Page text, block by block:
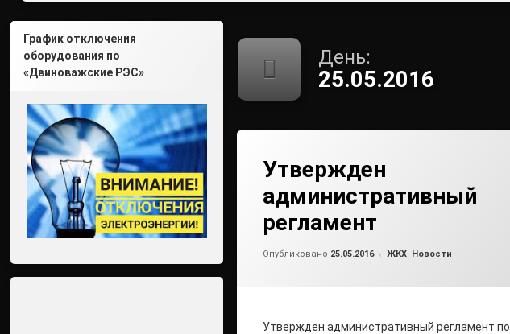
День:
25.05.2016
Утвержден
административный
регламент
Опубликовано 25.05.2016 Рубрики:
ЖКХ, Новости
Утвержден административный регламент по
График отключения
оборудования по
«Двиноважские РЭС»